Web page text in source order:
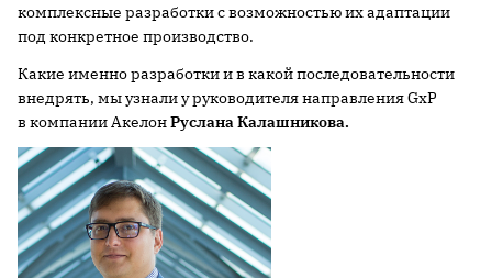
комплексные разработки с возможностью их адаптации
под конкретное производство.
Какие именно разработки и в какой последовательности
внедрять, мы узнали у руководителя направления GxP
в компании АкелонРуслана Калашникова.